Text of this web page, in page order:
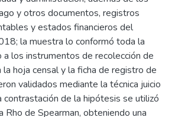
y otros documentos, registros
y estados financieros del
la muestra lo conformó toda la
a los instrumentos de recolección de
hoja censal y la ficha de registro de
validados mediante la técnica juicio
de la hipótesis se utilizó
Rho de Spearman, obteniendo una